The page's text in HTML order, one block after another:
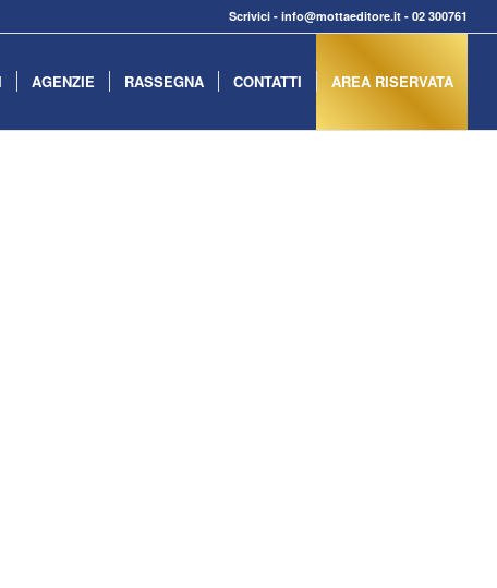
Scrivici -info@mottaeditore.it -02 300761
AGENZIE RASSEGNA CONTATTI AREA RISERVATA